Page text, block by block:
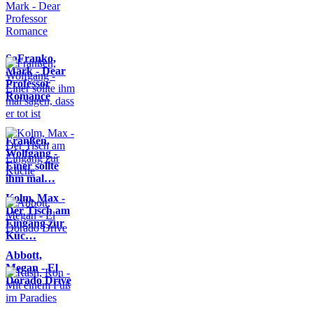
SaFranko,
Mark - Dear
Professor
Romance
Franßen,
Wolfgang -
Einer sollte
ihm mal…
Kolm, Max -
Der Tisch am
Eingang zur
Küc…
Abbott,
Megan - El
Dorado Drive